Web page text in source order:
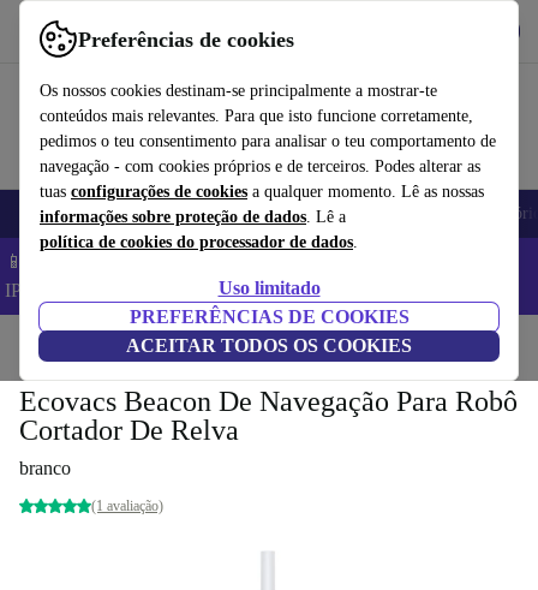
Preferências de cookies
Os nossos cookies destinam-se principalmente a mostrar-te
conteúdos mais relevantes. Para que isto funcione corretamente,
pedimos o teu consentimento para analisar o teu comportamento de
navegação - com cookies próprios e de terceiros. Podes alterar as
tuas configurações de cookies a qualquer momento. Lê as nossas
informações sobre proteção de dados. Lê a
política de cookies do processador de dados.
Uso limitado
PREFERÊNCIAS DE COOKIES
ACEITAR TODOS OS COOKIES
Use o refurbed de forma rápida e fácil
Telemóveis Computadores Portáteis Tablets
📱 Poupa 5% EXTRA em todos os iPhones – Código:
IPHONEDEAL –
Início Jardim Corta-relva
Ecovacs Beacon De Navegação Para Robô
Cortador De Relva
branco
(1 avaliação)